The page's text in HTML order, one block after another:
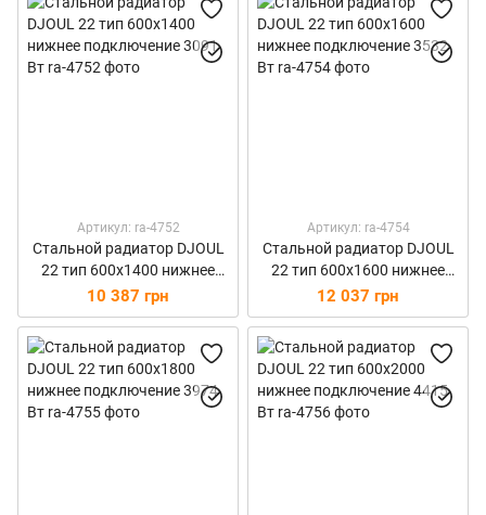
Артикул: ra-4752
Стальной радиатор DJOUL
22 тип 600х1400 нижнее
подключение 3091 Вт
10 387 грн
Артикул: ra-4754
Стальной радиатор DJOUL
22 тип 600х1600 нижнее
подключение 3532 Вт
12 037 грн